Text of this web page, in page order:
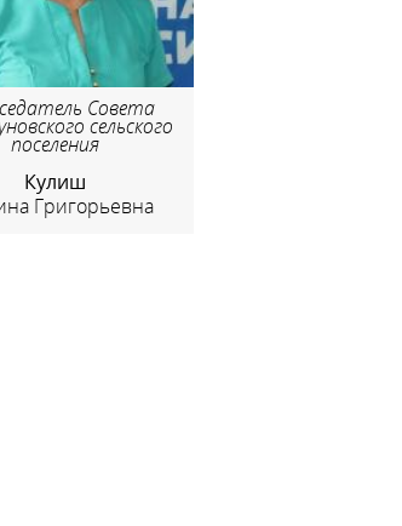
Совета
сельского
поселения
Кулиш
Григорьевна